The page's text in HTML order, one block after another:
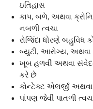
ઇતિહાસ
કાપ, બળે, અથવા
નબળી ત્વચા
રોજિંદા ધોરણે બહુવિધ
બ્યુટી, આરોગ્ય, અથવા
ખૂબ હળવી અથવા
કરે છે
કોન્ટેક્ટ એલર્જી અથવા
પાંપણ જેવી પાતળી